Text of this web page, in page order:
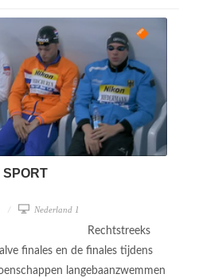
SPORT
Nederland 1
Rechtstreeks
finales en de finales tijdens
langebaanzwemmen